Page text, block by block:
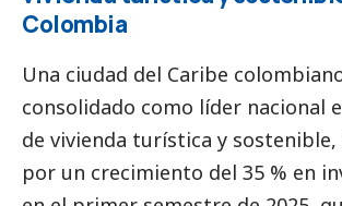
Colombia
Una ciudad del Caribe
consolidado como líder nacional
de vivienda turística y
por un crecimiento del 35 % en